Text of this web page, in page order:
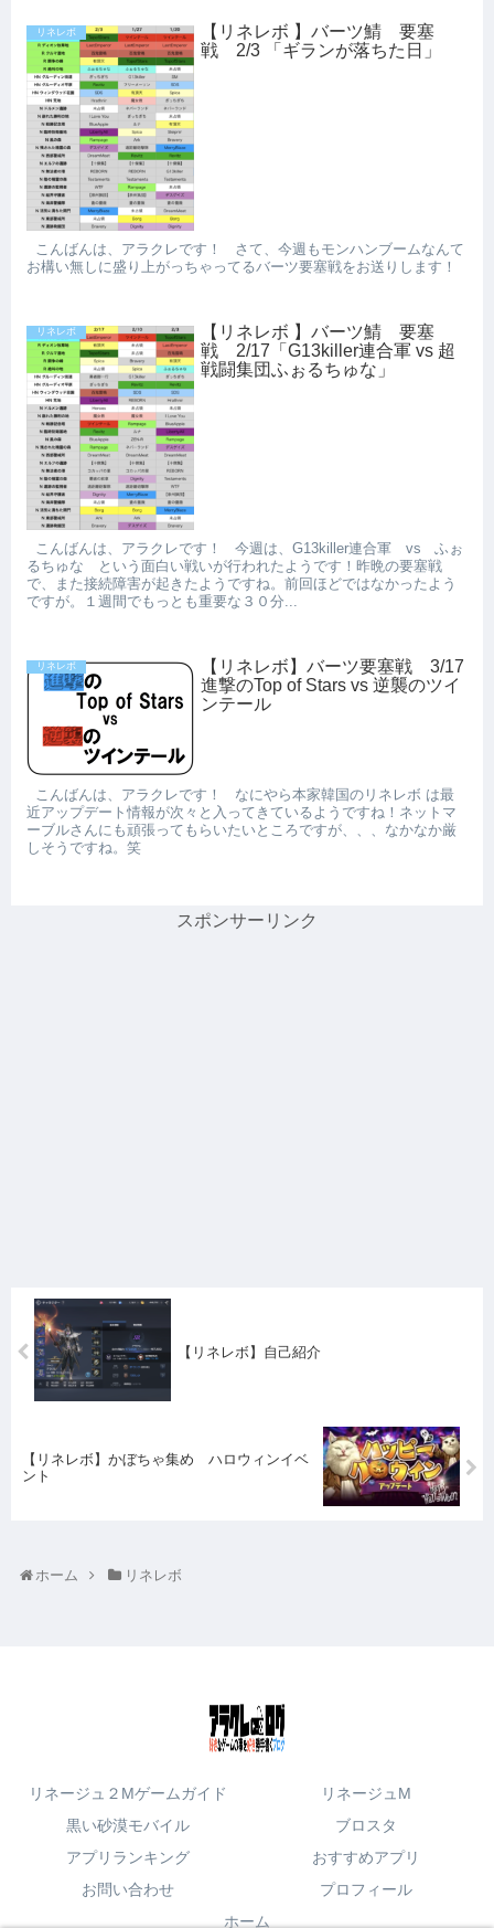
リネレボ
【リネレボ 】バーツ鯖 要塞
戦 2/3 「ギランが落ちた日」
こんばんは、アラクレです！ さて、今週もモンハンブームなんて
お構い無しに盛り上がっちゃってるバーツ要塞戦をお送りします！
リネレボ
【リネレボ 】バーツ鯖 要塞
戦 2/17「G13killer連合軍 vs 超
戦闘集団ふぉるちゅな」
こんばんは、アラクレです！ 今週は、G13killer連合軍 vs ふぉ
るちゅな という面白い戦いが行われたようです！昨晩の要塞戦
で、また接続障害が起きたようですね。前回ほどではなかったよう
ですが。１週間でもっとも重要な３０分...
リネレボ
【リネレボ】バーツ要塞戦 3/17
進撃のTop of Stars vs 逆襲のツイ
ンテール
こんばんは、アラクレです！ なにやら本家韓国のリネレボ は最
近アップデート情報が次々と入ってきているようですね！ネットマ
ーブルさんにも頑張ってもらいたいところですが、、、なかなか厳
しそうですね。笑
スポンサーリンク
【リネレボ】自己紹介
【リネレボ】かぼちゃ集め ハロウィンイベ
ント
ホーム リネレボ
リネージュ２Mゲームガイド
リネージュM
黒い砂漠モバイル
ブロスタ
アプリランキング
おすすめアプリ
お問い合わせ
プロフィール
ホーム